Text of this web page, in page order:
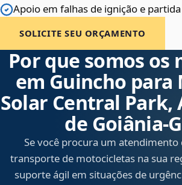
Apoio em falhas de ignição e partida
SOLICITE SEU ORÇAMENTO
Por que somos os
em Guincho para
Solar Central Park,
de
Se você procura um atendimento
transporte de motocicletas na sua
suporte ágil em situações de